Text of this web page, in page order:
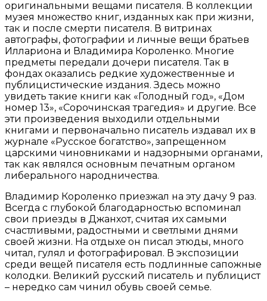
оригинальными вещами писателя. В коллекции
музея множество книг, изданных как при жизни,
так и после смерти писателя. В витринах
автографы, фотографии и личные вещи братьев
Иллариона и Владимира Короленко. Многие
предметы передали дочери писателя. Так в
фондах оказались редкие художественные и
публицистические издания. Здесь можно
увидеть такие книги как «Голодный год», «Дом
номер 13», «Сорочинская трагедия» и другие. Все
эти произведения выходили отдельными
книгами и первоначально писатель издавал их в
журнале «Русское богатство», запрещенном
царскими чиновниками и надзорными органами,
так как являлся основным печатным органом
либерального народничества.
Владимир Короленко приезжал на эту дачу 9 раз.
Всегда с глубокой благодарностью вспоминал
свои приезды в Джанхот, считая их самыми
счастливыми, радостными и светлыми днями
своей жизни. На отдыхе он писал этюды, много
читал, гулял и фотографировал. В экспозиции
среди вещей писателя есть подлинные сапожные
колодки. Великий русский писатель и публицист
– нередко сам чинил обувь своей семье.